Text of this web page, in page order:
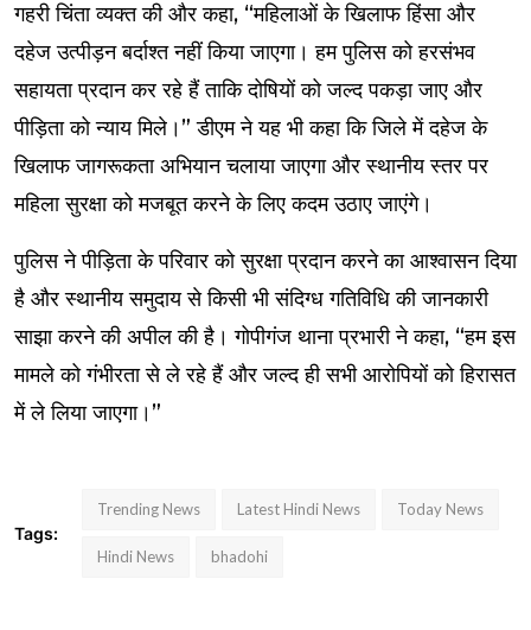
गहरी चिंता व्यक्त की और कहा, “महिलाओं के खिलाफ हिंसा और
दहेज उत्पीड़न बर्दाश्त नहीं किया जाएगा। हम पुलिस को हरसंभव
सहायता प्रदान कर रहे हैं ताकि दोषियों को जल्द पकड़ा जाए और
पीड़िता को न्याय मिले।” डीएम ने यह भी कहा कि जिले में दहेज के
खिलाफ जागरूकता अभियान चलाया जाएगा और स्थानीय स्तर पर
महिला सुरक्षा को मजबूत करने के लिए कदम उठाए जाएंगे।
पुलिस ने पीड़िता के परिवार को सुरक्षा प्रदान करने का आश्वासन दिया
है और स्थानीय समुदाय से किसी भी संदिग्ध गतिविधि की जानकारी
साझा करने की अपील की है। गोपीगंज थाना प्रभारी ने कहा, “हम इस
मामले को गंभीरता से ले रहे हैं और जल्द ही सभी आरोपियों को हिरासत
में ले लिया जाएगा।”
Tags:
Trending News Latest Hindi News Today News
Hindi News bhadohi